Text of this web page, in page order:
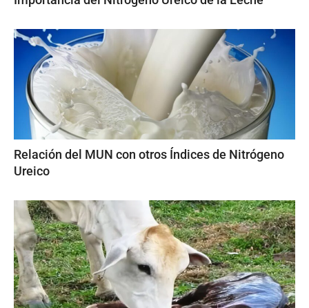
Relación del MUN con otros Índices de Nitrógeno
Ureico